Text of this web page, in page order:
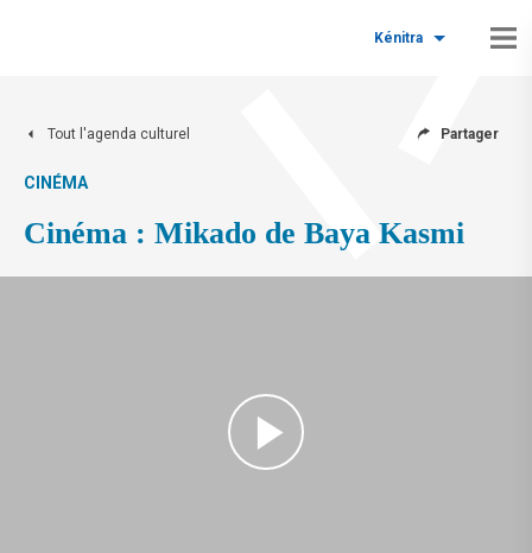
Kénitra
Tout l'agenda culturel Partager
CINÉMA
Cinéma : Mikado de Baya Kasmi